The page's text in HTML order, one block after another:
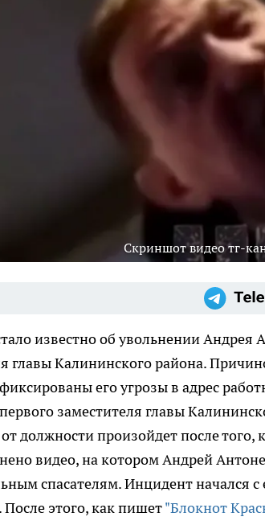
Скриншот видео тг-
известно об увольнении
главы Калининского района.
его угрозы в адрес
заместителя главы
должности произойдет после того,
видео, на котором Андрей
спасателям. Инцидент начался
После этого, как пишет"Блокнот